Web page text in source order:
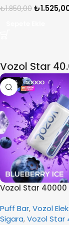
₺1.850,00 ₺
Vozol Star
-19%
Vozol Star 40000
Puff Bar,Vozol
Sigara,Vozol Star